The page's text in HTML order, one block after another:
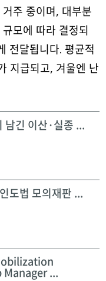
주 중이며, 대부분
모에 따라 결정되
전달됩니다. 평균적
지급되고, 겨울엔 난
남긴 이산·실종 ...
도법 모의재판 ...
...